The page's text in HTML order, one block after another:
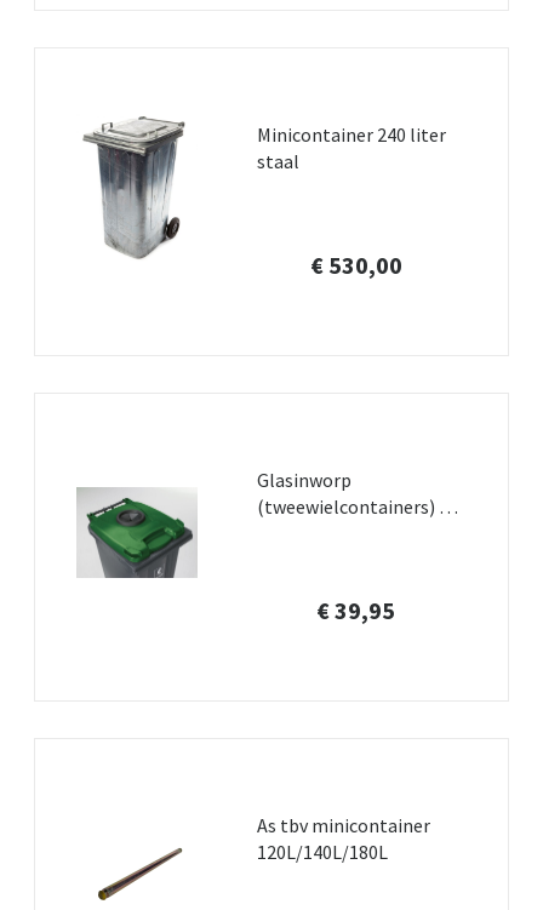
Minicontainer 240 liter
staal
€ 530,00
Glasinworp
(tweewielcontainers) +
€ 39,95
As tbv minicontainer
120L/140L/180L